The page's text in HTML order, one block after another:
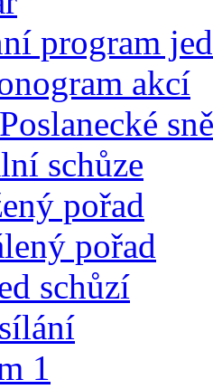
program
akcí
schůze
pořad
pořad
schůzí
1